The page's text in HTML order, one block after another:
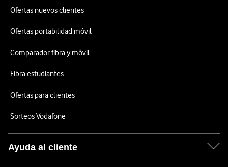
Ofertas nuevos clientes
Ofertas portabilidad móvil
Comparador fibra y móvil
Fibra estudiantes
Ofertas para clientes
Sorteos Vodafone
Ayuda al cliente